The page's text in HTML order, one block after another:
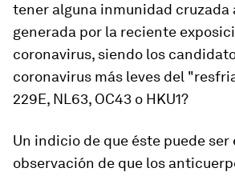
tener alguna inmunidad cruzada
generada por la reciente
coronavirus, siendo los
coronavirus más leves del
229E, NL63, OC43 o HKU1?
Un indicio de que éste puede ser
observación de que los